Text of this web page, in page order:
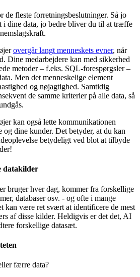
de fleste forretningsbeslutninger. Så jo
i dine data, jo bedre bliver du til at træffe
overgår langt menneskets evner, når
Dine medarbejdere kan med sikkerhed
metoder – f.eks. SQL-forespørgsler –
Men det menneskelige element
og nøjagtighed. Samtidig
de samme kriterier på alle data, så
kan også lette kommunikationen
og dine kunder. Det betyder, at du kan
betydeligt ved blot at tilbyde
datakilder
bruger hver dag, kommer fra forskellige
databaser osv. - og ofte i mange
kan være ret svært at identificere de mest
af disse kilder. Heldigvis er det det, AI
forskellige datasæt.
færre data?